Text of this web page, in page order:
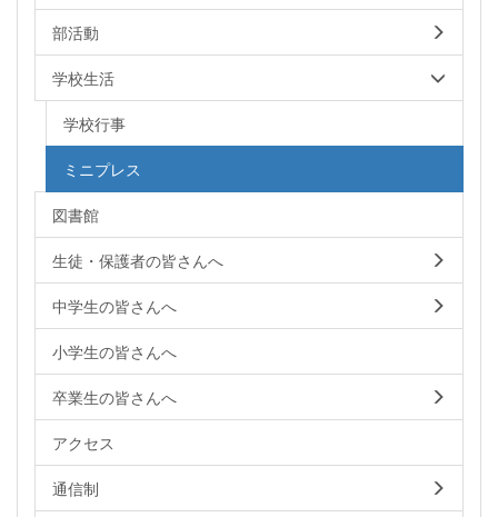
部活動
学校生活
学校行事
ミニプレス
図書館
生徒・保護者の皆さんへ
中学生の皆さんへ
小学生の皆さんへ
卒業生の皆さんへ
アクセス
通信制